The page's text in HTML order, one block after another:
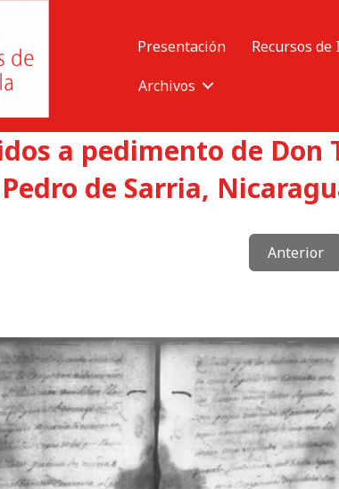
Presentación Recursos
Archivos
a pedimento de Don
de Sarria,
Anterior